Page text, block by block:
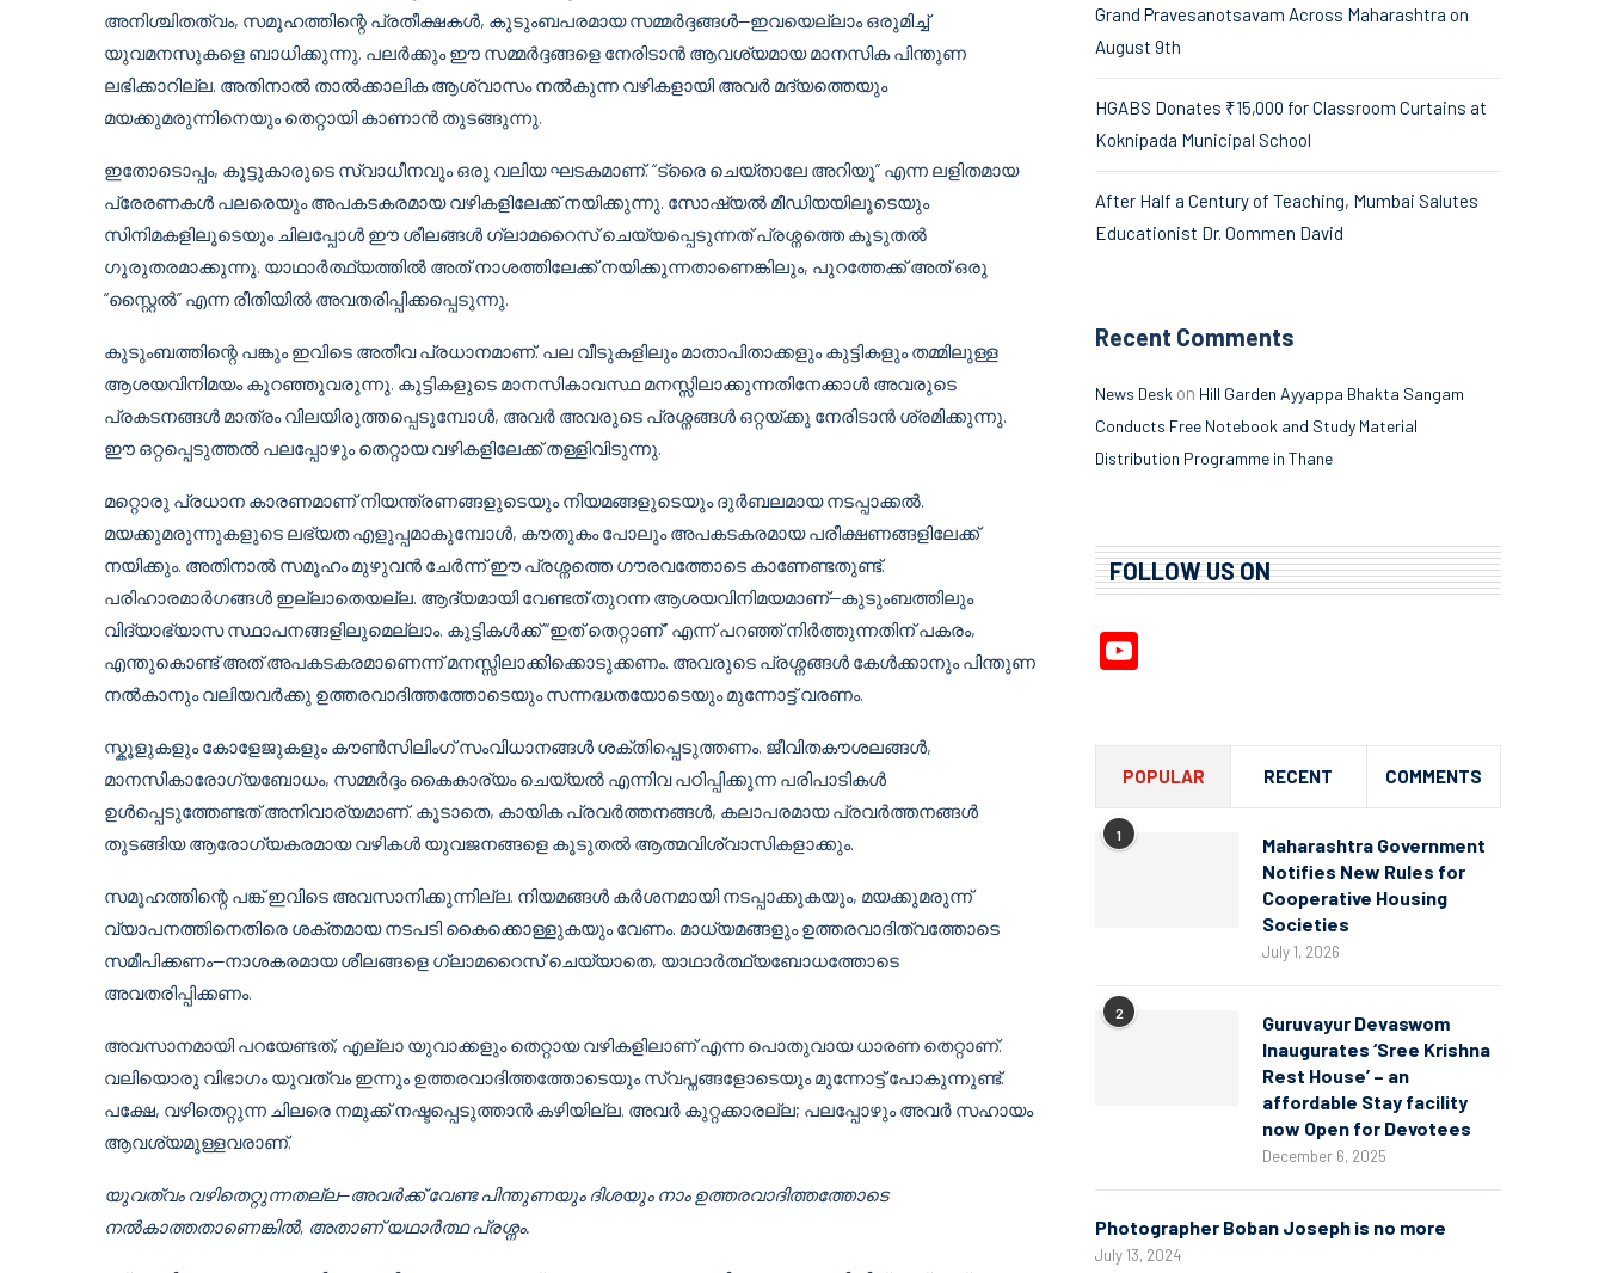
അനിശ്ചിതത്വം, സമൂഹത്തിന്റെ പ്രതീക്ഷകൾ, കുടുംബപരമായ സമ്മർദ്ദങ്ങൾ—ഇവയെല്ലാം ഒരുമിച്ച്
യുവമനസുകളെ ബാധിക്കുന്നു. പലർക്കും ഈ സമ്മർദ്ദങ്ങളെ നേരിടാൻ ആവശ്യമായ മാനസിക പിന്തുണ
ലഭിക്കാറില്ല. അതിനാൽ താൽക്കാലിക ആശ്വാസം നൽകുന്ന വഴികളായി അവർ മദ്യത്തെയും
മയക്കുമരുന്നിനെയും തെറ്റായി കാണാൻ തുടങ്ങുന്നു.
ഇതോടൊപ്പം, കൂട്ടുകാരുടെ സ്വാധീനവും ഒരു വലിയ ഘടകമാണ്. “ട്രൈ ചെയ്‌താലേ അറിയൂ” എന്ന ലളിതമായ
പ്രേരണകൾ പലരെയും അപകടകരമായ വഴികളിലേക്ക് നയിക്കുന്നു. സോഷ്യൽ മീഡിയയിലൂടെയും
സിനിമകളിലൂടെയും ചിലപ്പോൾ ഈ ശീലങ്ങൾ ഗ്ലാമറൈസ് ചെയ്യപ്പെടുന്നത് പ്രശ്നത്തെ കൂടുതൽ
ഗുരുതരമാക്കുന്നു. യാഥാർത്ഥ്യത്തിൽ അത് നാശത്തിലേക്ക് നയിക്കുന്നതാണെങ്കിലും, പുറത്തേക്ക് അത് ഒരു
“സ്റ്റൈൽ” എന്ന രീതിയിൽ അവതരിപ്പിക്കപ്പെടുന്നു.
കുടുംബത്തിന്റെ പങ്കും ഇവിടെ അതീവ പ്രധാനമാണ്. പല വീടുകളിലും മാതാപിതാക്കളും കുട്ടികളും തമ്മിലുള്ള
ആശയവിനിമയം കുറഞ്ഞുവരുന്നു. കുട്ടികളുടെ മാനസികാവസ്ഥ മനസ്സിലാക്കുന്നതിനേക്കാൾ അവരുടെ
പ്രകടനങ്ങൾ മാത്രം വിലയിരുത്തപ്പെടുമ്പോൾ, അവർ അവരുടെ പ്രശ്നങ്ങൾ ഒറ്റയ്ക്കു നേരിടാൻ ശ്രമിക്കുന്നു.
ഈ ഒറ്റപ്പെടുത്തൽ പലപ്പോഴും തെറ്റായ വഴികളിലേക്ക് തള്ളിവിടുന്നു.
മറ്റൊരു പ്രധാന കാരണമാണ് നിയന്ത്രണങ്ങളുടെയും നിയമങ്ങളുടെയും ദുർബലമായ നടപ്പാക്കൽ.
മയക്കുമരുന്നുകളുടെ ലഭ്യത എളുപ്പമാകുമ്പോൾ, കൗതുകം പോലും അപകടകരമായ പരീക്ഷണങ്ങളിലേക്ക്
നയിക്കും. അതിനാൽ സമൂഹം മുഴുവൻ ചേർന്ന് ഈ പ്രശ്നത്തെ ഗൗരവത്തോടെ കാണേണ്ടതുണ്ട്.
പരിഹാരമാർഗങ്ങൾ ഇല്ലാതെയല്ല. ആദ്യമായി വേണ്ടത് തുറന്ന ആശയവിനിമയമാണ്—കുടുംബത്തിലും
വിദ്യാഭ്യാസ സ്ഥാപനങ്ങളിലുമെല്ലാം. കുട്ടികൾക്ക് “ഇത് തെറ്റാണ്” എന്ന് പറഞ്ഞ് നിർത്തുന്നതിന് പകരം,
എന്തുകൊണ്ട് അത് അപകടകരമാണെന്ന് മനസ്സിലാക്കിക്കൊടുക്കണം. അവരുടെ പ്രശ്നങ്ങൾ കേൾക്കാനും പിന്തുണ
നൽകാനും വലിയവർക്കു ഉത്തരവാദിത്തത്തോടെയും സന്നദ്ധതയോടെയും മുന്നോട്ട് വരണം.
സ്കൂളുകളും കോളേജുകളും കൗൺസിലിംഗ് സംവിധാനങ്ങൾ ശക്തിപ്പെടുത്തണം. ജീവിതകൗശലങ്ങൾ,
മാനസികാരോഗ്യബോധം, സമ്മർദ്ദം കൈകാര്യം ചെയ്യൽ എന്നിവ പഠിപ്പിക്കുന്ന പരിപാടികൾ
ഉൾപ്പെടുത്തേണ്ടത് അനിവാര്യമാണ്. കൂടാതെ, കായിക പ്രവർത്തനങ്ങൾ, കലാപരമായ പ്രവർത്തനങ്ങൾ
തുടങ്ങിയ ആരോഗ്യകരമായ വഴികൾ യുവജനങ്ങളെ കൂടുതൽ ആത്മവിശ്വാസികളാക്കും.
സമൂഹത്തിന്റെ പങ്ക് ഇവിടെ അവസാനിക്കുന്നില്ല. നിയമങ്ങൾ കർശനമായി നടപ്പാക്കുകയും, മയക്കുമരുന്ന്
വ്യാപനത്തിനെതിരെ ശക്തമായ നടപടി കൈക്കൊള്ളുകയും വേണം. മാധ്യമങ്ങളും ഉത്തരവാദിത്വത്തോടെ
സമീപിക്കണം—നാശകരമായ ശീലങ്ങളെ ഗ്ലാമറൈസ് ചെയ്യാതെ, യാഥാർത്ഥ്യബോധത്തോടെ
അവതരിപ്പിക്കണം.
അവസാനമായി പറയേണ്ടത്, എല്ലാ യുവാക്കളും തെറ്റായ വഴികളിലാണ് എന്ന പൊതുവായ ധാരണ തെറ്റാണ്.
വലിയൊരു വിഭാഗം യുവത്വം ഇന്നും ഉത്തരവാദിത്തത്തോടെയും സ്വപ്നങ്ങളോടെയും മുന്നോട്ട് പോകുന്നുണ്ട്.
പക്ഷേ, വഴിതെറ്റുന്ന ചിലരെ നമുക്ക് നഷ്ടപ്പെടുത്താൻ കഴിയില്ല. അവർ കുറ്റക്കാരല്ല; പലപ്പോഴും അവർ സഹായം
ആവശ്യമുള്ളവരാണ്.
യുവത്വം വഴിതെറ്റുന്നതല്ല—അവർക്ക് വേണ്ട പിന്തുണയും ദിശയും നാം ഉത്തരവാദിത്തത്തോടെ
നൽകാത്തതാണെങ്കിൽ, അതാണ് യഥാർത്ഥ പ്രശ്നം.
Grand Pravesanotsavam Across Maharashtra on
August 9th
HGABS Donates ₹15,000 for Classroom Curtains at
Koknipada Municipal School
After Half a Century of Teaching, Mumbai Salutes
Educationist Dr. Oommen David
Recent Comments
News Desk on Hill Garden Ayyappa Bhakta Sangam
Conducts Free Notebook and Study Material
Distribution Programme in Thane
FOLLOW US ON
POPULAR RECENT COMMENTS
1
Maharashtra Government
Notifies New Rules for
Cooperative Housing
Societies
July 1, 2026
2
Guruvayur Devaswom
Inaugurates ‘Sree Krishna
Rest House’ – an
affordable Stay facility
now Open for Devotees
December 6, 2025
Photographer Boban Joseph is no more
July 13, 2024